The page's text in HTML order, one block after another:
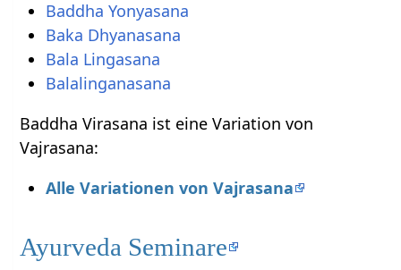
Baddha Yonyasana
Baka Dhyanasana
Bala Lingasana
Balalinganasana
Baddha Virasana ist eine Variation von
Vajrasana:
Alle Variationen von Vajrasana
Ayurveda Seminare